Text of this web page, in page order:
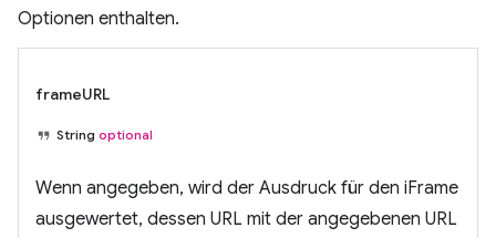
Optionen enthalten.
frameURL
String optional
Wenn angegeben, wird der Ausdruck für den iFrame
ausgewertet, dessen URL mit der angegebenen URL